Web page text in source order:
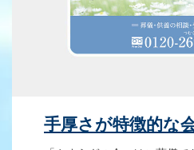
手厚さが特徴的な